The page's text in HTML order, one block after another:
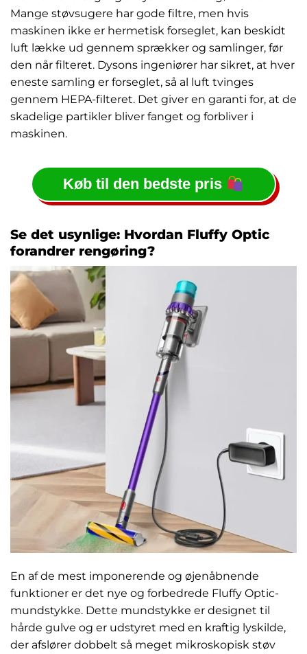
Mange støvsugere har gode filtre, men hvis
maskinen ikke er hermetisk forseglet, kan beskidt
luft lække ud gennem sprækker og samlinger, før
den når filteret. Dysons ingeniører har sikret, at hver
eneste samling er forseglet, så al luft tvinges
gennem HEPA-filteret. Det giver en garanti for, at de
skadelige partikler bliver fanget og forbliver i
maskinen.
Køb til den bedste pris
Se det usynlige: Hvordan Fluffy Optic
forandrer rengøring?
En af de mest imponerende og øjenåbnende
funktioner er det nye og forbedrede Fluffy Optic-
mundstykke. Dette mundstykke er designet til
hårde gulve og er udstyret med en kraftig lyskilde,
der afslører dobbelt så meget mikroskopisk støv